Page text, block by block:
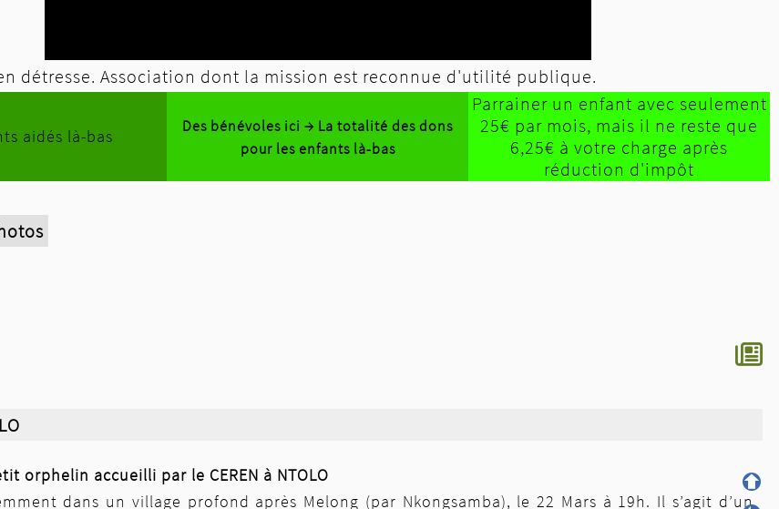
détresse. Association dont la mission est reconnue d'utilité publique.
aidés là-bas
Des bénévoles ici → La totalité des dons
pour les enfants là-bas
Parrainer un enfant avec seulement
25€ par mois, mais il ne reste que
6,25€ à votre charge après
réduction d'impôt
orphelin accueilli par le CEREN à NTOLO
dans un village profond après Melong (par Nkongsamba), le 22 Mars à 19h. Il s’agit d’un